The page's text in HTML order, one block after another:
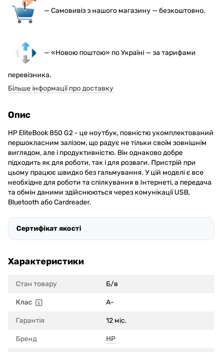
— Самовивіз з нашого магазину — безкоштовно.
— «Новою поштою» по Україні — за тарифами
перевізника.
Більше інформації про доставку
Опис
HP EliteBook 850 G2 - це ноутбук, повністю укомплектований
першокласним залізом, що радує не тільки своїм зовнішнім
виглядом, але і продуктивністю. Він однаково добре
підходить як для роботи, так і для розваги. Пристрій при
цьому працює швидко без гальмування. У цій моделі є все
необхідне для роботи та спілкування в Інтернеті, а передача
та обмін даними здійснюються через комунікації USB,
Bluetooth або Cardreader.
Сертифікат якості
Характеристики
Стан товару Б/в
Клас A-
Гарантія 12 міс.
Бренд HP